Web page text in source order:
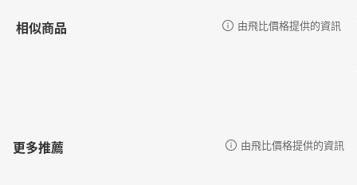
相似商品 由飛比價格提供的資訊
更多推薦 由飛比價格提供的資訊